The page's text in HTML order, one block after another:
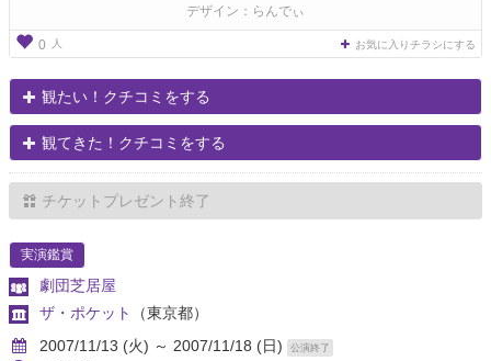
デザイン：らんでぃ
0 人 お気に入りチラシにする
観たい！クチコミをする
観てきた！クチコミをする
チケットプレゼント終了
実演鑑賞
劇団芝居屋
ザ・ポケット
（東京都）
2007/11/13 (火) ～ 2007/11/18 (日)
公演終了